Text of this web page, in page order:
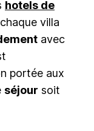
hotels de
villa
avec
portée aux
séjour soit